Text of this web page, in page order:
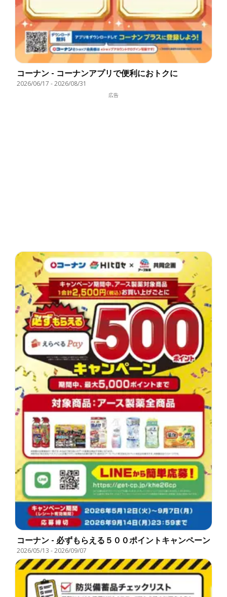
コーナン - コーナンアプリで便利におトクに
2026/06/17 -2026/08/31
広告
コーナン - 必ずもらえる５００ポイントキャンペーン
2026/05/13 -2026/09/07